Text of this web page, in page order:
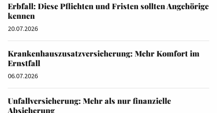
Erbfall: Diese Pflichten und Fristen sollten Angehörige
kennen
20.07.2026
Krankenhauszusatzversicherung: Mehr Komfort im
Ernstfall
06.07.2026
Unfallversicherung: Mehr als nur finanzielle
Absicherung